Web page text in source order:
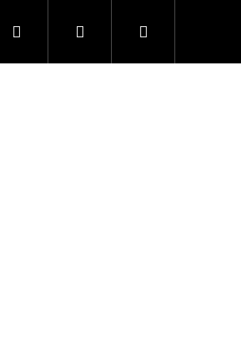
Příslušenství Dárkové
Hledat PřihlášeníNákupní